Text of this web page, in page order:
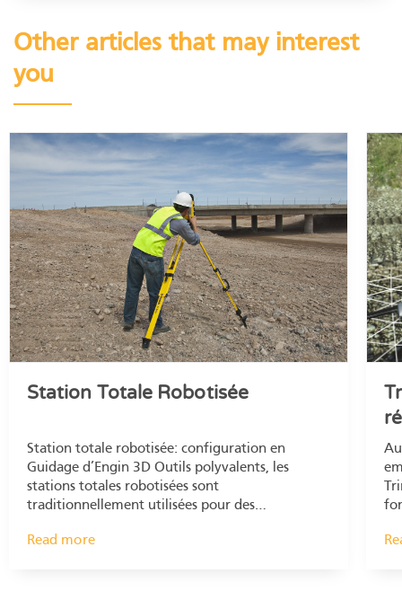
Other articles that may interest
you
Station Totale Robotisée
Station totale robotisée: configuration en
Guidage d’Engin 3D Outils polyvalents, les
stations totales robotisées sont
traditionnellement utilisées pour des
peuvent être utilisés pour des applications de
Read more